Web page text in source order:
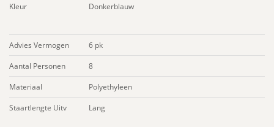
Kleur
Donkerblauw
Advies Vermogen
6 pk
Aantal Personen
8
Materiaal
Polyethyleen
Staartlengte Uitv
Lang